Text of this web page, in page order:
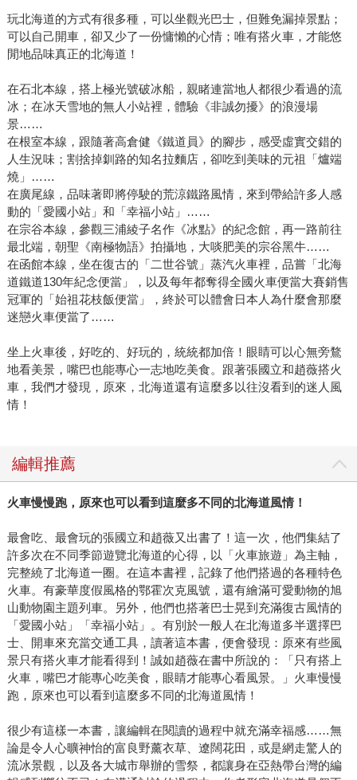
玩北海道的方式有很多種，可以坐觀光巴士，但難免漏掉景點；
可以自己開車，卻又少了一份慵懶的心情；唯有搭火車，才能悠
閒地品味真正的北海道！
在石北本線，搭上極光號破冰船，親睹連當地人都很少看過的流
冰；在冰天雪地的無人小站裡，體驗《非誠勿擾》的浪漫場
景……
在根室本線，跟隨著高倉健《鐵道員》的腳步，感受虛實交錯的
人生況味；割捨掉釧路的知名拉麵店，卻吃到美味的元祖「爐端
燒」……
在廣尾線，品味著即將停駛的荒涼鐵路風情，來到帶給許多人感
動的「愛國小站」和「幸福小站」……
在宗谷本線，參觀三浦綾子名作《冰點》的紀念館，再一路前往
最北端，朝聖《南極物語》拍攝地，大啖肥美的宗谷黑牛……
在函館本線，坐在復古的「二世谷號」蒸汽火車裡，品嘗「北海
道鐵道130年紀念便當」，以及每年都奪得全國火車便當大賽銷售
冠軍的「始祖花枝飯便當」，終於可以體會日本人為什麼會那麼
迷戀火車便當了……
坐上火車後，好吃的、好玩的，統統都加倍！眼睛可以心無旁鶩
地看美景，嘴巴也能專心一志地吃美食。跟著張國立和趙薇搭火
車，我們才發現，原來，北海道還有這麼多以往沒看到的迷人風
情！
編輯推薦
火車慢慢跑，原來也可以看到這麼多不同的北海道風情！
最會吃、最會玩的張國立和趙薇又出書了！這一次，他們集結了
許多次在不同季節遊覽北海道的心得，以「火車旅遊」為主軸，
完整繞了北海道一圈。在這本書裡，記錄了他們搭過的各種特色
火車。有豪華度假風格的鄂霍次克風號，還有繪滿可愛動物的旭
山動物園主題列車。另外，他們也搭著巴士晃到充滿復古風情的
「愛國小站」「幸福小站」。有別於一般人在北海道多半選擇巴
士、開車來充當交通工具，讀著這本書，便會發現：原來有些風
景只有搭火車才能看得到！誠如趙薇在書中所說的：「只有搭上
火車，嘴巴才能專心吃美食，眼睛才能專心看風景。」火車慢慢
跑，原來也可以看到這麼多不同的北海道風情！
很少有這樣一本書，讓編輯在閱讀的過程中就充滿幸福感……無
論是令人心曠神怡的富良野薰衣草、遼闊花田，或是網走驚人的
流冰景觀，以及各大城市舉辦的雪祭，都讓身在亞熱帶台灣的編